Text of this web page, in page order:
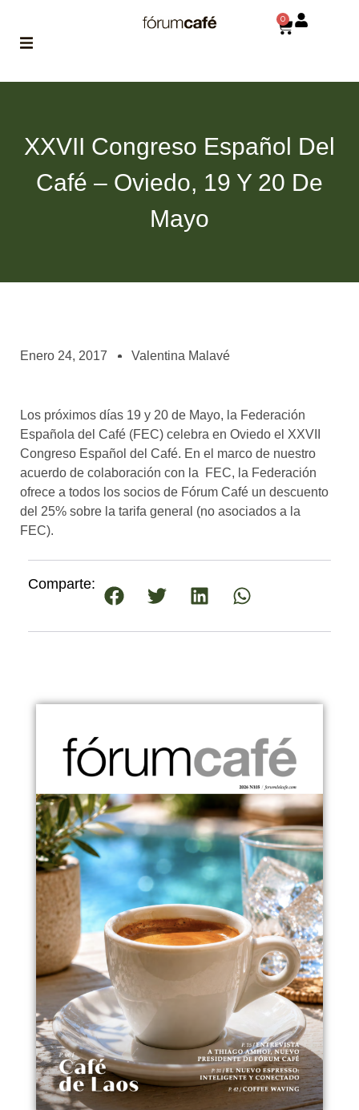
de fórum
asociados
el café siempre tiene
algo nuevo que
enseñarnos
BOLSA DE TRABAJO
¡te imaginas vivir de tu pasión
por el café?
de ti!
0
XXVII Congreso Español Del
Café – Oviedo, 19 Y 20 De
Mayo
Enero 24, 2017 Valentina Malavé
Los próximos días 19 y 20 de Mayo, la Federación
Española del Café (FEC) celebra en Oviedo el XXVII
Congreso Español del Café. En el marco de nuestro
acuerdo de colaboración con la FEC, la Federación
ofrece a todos los socios de Fórum Café un descuento
del 25% sobre la tarifa general (no asociados a la
FEC).
Comparte: